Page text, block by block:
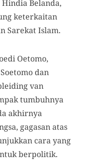
Belanda,
keterkaitan
Sarekat Islam.
Oetomo,
dan
van
tumbuhnya
akhirnya
gagasan atas
cara yang
berpolitik.